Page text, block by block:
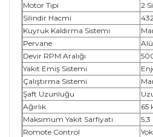
Motor Tipi
2
Silindir Hacmi
Kuyruk Kaldırma Sistemi
Pervane
Devir RPM Aralığı
Yakıt Emiş Sistemi
Çalıştırma Sistemi
Şaft Uzunluğu
Ağırlık
65
Maksimum Yakıt Sarfiyatı
5,3
Romote Control
Yok